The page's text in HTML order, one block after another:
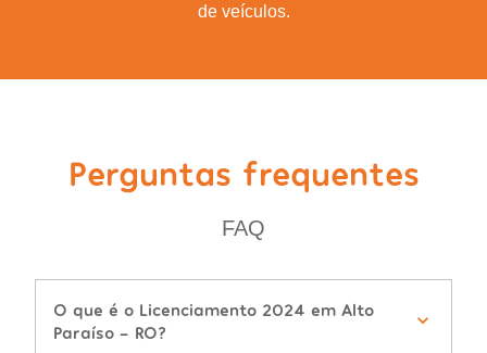
de veículos.
Perguntas frequentes
FAQ
O que é o Licenciamento 2024 em Alto
Paraíso - RO?